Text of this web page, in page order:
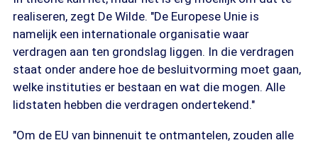
realiseren, zegt De Wilde. "De Europese Unie is
namelijk een internationale organisatie waar
verdragen aan ten grondslag liggen. In die verdragen
staat onder andere hoe de besluitvorming moet gaan,
welke instituties er bestaan en wat die mogen. Alle
lidstaten hebben die verdragen ondertekend."
"Om de EU van binnenuit te ontmantelen, zouden alle